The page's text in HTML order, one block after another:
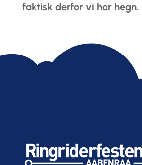
faktisk derfor vi har hegn.